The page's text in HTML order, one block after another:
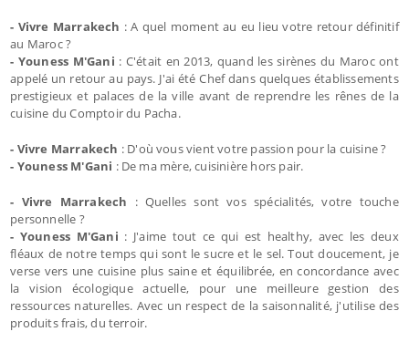
- Vivre Marrakech : A quel moment au eu lieu votre retour définitif
au Maroc ?
- Youness M'Gani : C'était en 2013, quand les sirènes du Maroc ont
appelé un retour au pays. J'ai été Chef dans quelques établissements
prestigieux et palaces de la ville avant de reprendre les rênes de la
cuisine du Comptoir du Pacha.
- Vivre Marrakech : D'où vous vient votre passion pour la cuisine ?
- Youness M'Gani : De ma mère, cuisinière hors pair.
- Vivre Marrakech : Quelles sont vos spécialités, votre touche
personnelle ?
- Youness M'Gani : J'aime tout ce qui est healthy, avec les deux
fléaux de notre temps qui sont le sucre et le sel. Tout doucement, je
verse vers une cuisine plus saine et équilibrée, en concordance avec
la vision écologique actuelle, pour une meilleure gestion des
ressources naturelles. Avec un respect de la saisonnalité, j'utilise des
produits frais, du terroir.